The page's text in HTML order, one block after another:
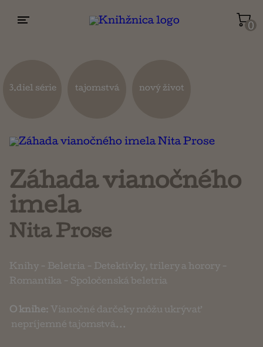
0
3.diel série tajomstvá nový život
Záhada vianočného
imela
Nita Prose
Knihy - Beletria - Detektívky, trilery a horory -
Romantika - Spoločenská beletria
O knihe: Vianočné darčeky môžu ukrývať
nepríjemné tajomstvá...